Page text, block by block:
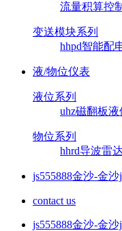
流量积算控
变送模块系列
hhpd智能配
液/物位仪表
液位系列
uhz磁翻板液
物位系列
hhrd导波雷
js555888金沙-金沙
contact us
js555888金沙-金沙